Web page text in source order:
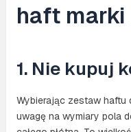
haft marki
1. Nie kupuj
Wybierając zestaw haftu
uwagę na wymiary pola